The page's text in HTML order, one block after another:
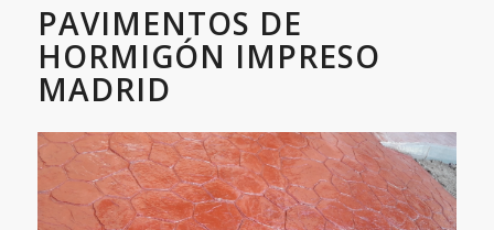
PAVIMENTOS DE
HORMIGÓN IMPRESO
MADRID